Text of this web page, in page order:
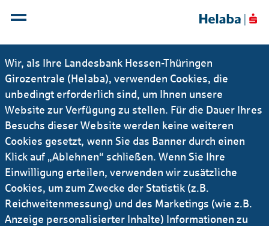
Aldi-
Gutscheine/Geschenkkarten –
Wohin wende ich mich bei
Fragen zu den Gutscheinen?
Bitte richten Sie Ihr Anliegen an
helabacards@helaba.de.
Wir, als Ihre Landesbank Hessen-Thüringen
Girozentrale (Helaba), verwenden Cookies, die
unbedingt erforderlich sind, um Ihnen unsere
Website zur Verfügung zu stellen. Für die Dauer Ihres
Besuchs dieser Website werden keine weiteren
Cookies gesetzt, wenn Sie das Banner durch einen
Klick auf „Ablehnen“ schließen. Wenn Sie Ihre
Einwilligung erteilen, verwenden wir zusätzliche
Cookies, um zum Zwecke der Statistik (z.B.
Reichweitenmessung) und des Marketings (wie z.B.
Anzeige personalisierter Inhalte) Informationen zu